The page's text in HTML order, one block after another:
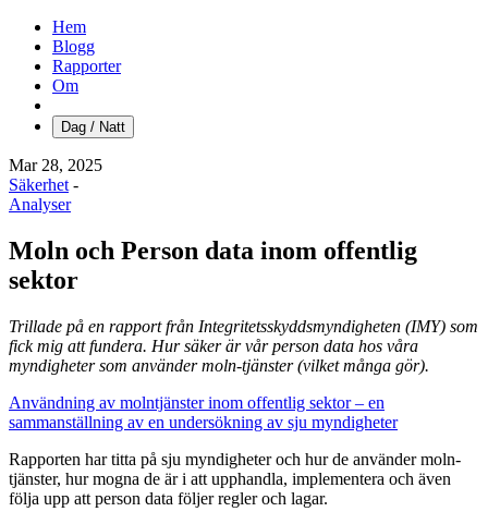
Hem
Blogg
Rapporter
Om
Dag / Natt
Mar 28, 2025
Säkerhet -
Analyser
Moln och Person data inom offentlig
sektor
Trillade på en rapport från Integritetsskyddsmyndigheten (IMY) som
fick mig att fundera. Hur säker är vår person data hos våra
myndigheter som använder moln-tjänster (vilket många gör).
Användning av molntjänster inom offentlig sektor – en
sammanställning av en undersökning av sju myndigheter
Rapporten har titta på sju myndigheter och hur de använder moln-
tjänster, hur mogna de är i att upphandla, implementera och även
följa upp att person data följer regler och lagar.